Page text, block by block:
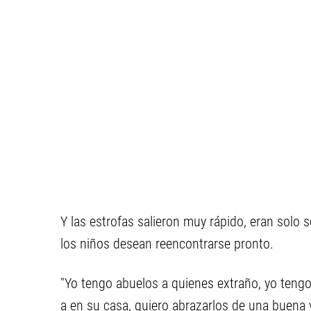
Y las estrofas salieron muy rápido, eran solo
los niños desean reencontrarse pronto.
"Yo tengo abuelos a quienes extraño, yo
a en su casa, quiero abrazarlos de una